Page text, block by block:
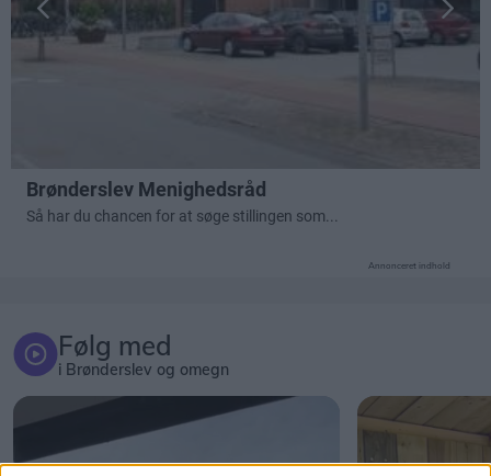
Annonceret indhold
Følg med
i Brønderslev og omegn